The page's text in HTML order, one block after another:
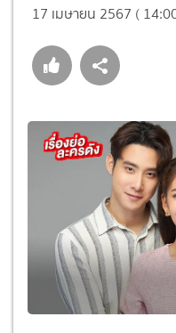
17 เมษายน 2567 (